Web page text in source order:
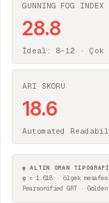
GUNNING FOG INDEX
28.8
İdeal: 8–12 · Çok
ARI SKORU
18.6
Automated
φ ALTIN ORAN TİPOGRAFİ
φ = 1.618 · ölçek
Pearsonified GRT ·